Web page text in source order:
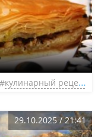
кулинарный рецепт
29.10.2025 / 21:41